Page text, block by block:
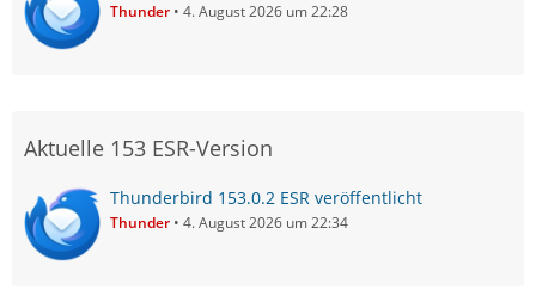
Thunder 4. August 2026 um 22:28
Aktuelle 153 ESR-Version
Thunderbird 153.0.2 ESR veröffentlicht
Thunder 4. August 2026 um 22:34